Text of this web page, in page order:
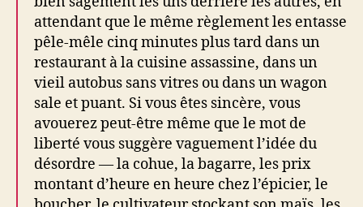
attendant que le même règlement les entasse
pêle-mêle cinq minutes plus tard dans un
restaurant à la cuisine assassine, dans un
vieil autobus sans vitres ou dans un wagon
sale et puant. Si vous êtes sincère, vous
avouerez peut-être même que le mot de
liberté vous suggère vaguement l’idée du
désordre — la cohue, la bagarre, les prix
montant d’heure en heure chez l’épicier, le